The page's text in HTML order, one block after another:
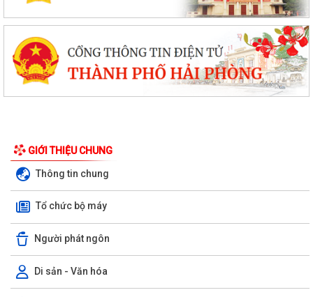
GIỚI THIỆU CHUNG
Thông tin chung
Tổ chức bộ máy
Người phát ngôn
Di sản - Văn hóa